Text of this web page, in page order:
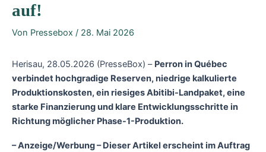
auf!
Von Pressebox / 28. Mai 2026
Herisau, 28.05.2026 (PresseBox) – Perron in Québec
verbindet hochgradige Reserven, niedrige kalkulierte
Produktionskosten, ein riesiges Abitibi-Landpaket, eine
starke Finanzierung und klare Entwicklungsschritte in
Richtung möglicher Phase-1-Produktion.
– Anzeige/Werbung – Dieser Artikel erscheint im Auftrag